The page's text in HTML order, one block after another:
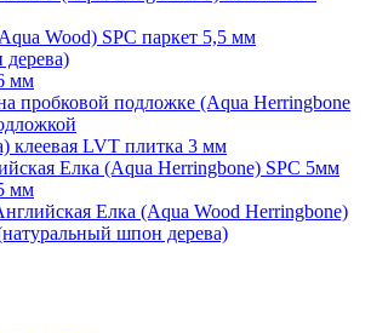
Wood) SPC паркет 5,5 мм
мм
пробковой подложке (Aqua Herringbone
клеевая LVT плитка 3 мм
Елка (Aqua Herringbone) SPC 5мм
мм
Елка (Aqua Wood Herringbone)
шпон дерева)